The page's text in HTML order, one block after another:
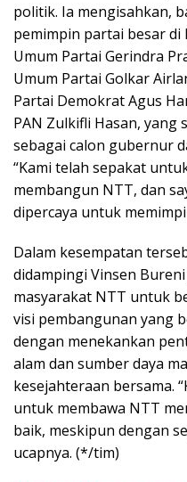
politik. Ia mengisahkan,
pemimpin partai besar di
Umum Partai Gerindra
Umum Partai Golkar
Partai Demokrat Agus
PAN Zulkifli Hasan, yang
sebagai calon gubernur
“Kami telah sepakat
membangun NTT, dan
dipercaya untuk
Dalam kesempatan
didampingi Vinsen
masyarakat NTT untuk
visi pembangunan yang
dengan menekankan
alam dan sumber daya
kesejahteraan bersama.
untuk membawa NTT
baik, meskipun dengan
ucapnya. (*/tim)